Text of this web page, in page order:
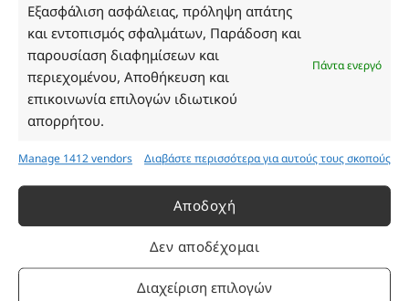
Εξασφάλιση ασφάλειας, πρόληψη απάτης
και εντοπισμός σφαλμάτων, Παράδοση και
παρουσίαση διαφημίσεων και
περιεχομένου, Αποθήκευση και
επικοινωνία επιλογών ιδιωτικού
απορρήτου.
Πάντα ενεργό
Manage 1412 vendors Διαβάστε περισσότερα για αυτούς τους σκοπούς
Αποδοχή
Δεν αποδέχομαι
Διαχείριση επιλογών
Τρίτη: 08:30–16:30
Τετάρτη: 08:30–16:30
Πέμπτη: 08:30–16:30
Παρασκευή: 08:30–16:30
Σάββατο - Κυριακή: Κλειστά
Πληροφορίες
Πρόγραμμα Ανταμοιβής